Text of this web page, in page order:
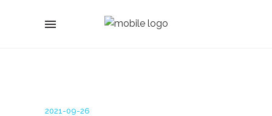
2021-09-26